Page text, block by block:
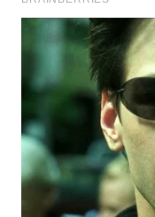
WAHANA
NEWS
WAHANA
WAHANA
ADVOKAT